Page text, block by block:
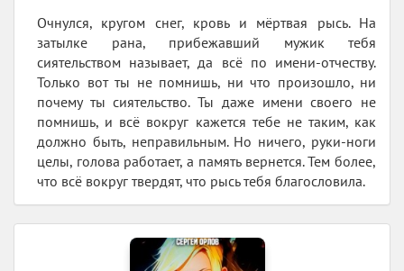
Очнулся, кругом снег, кровь и мёртвая рысь. На
затылке рана, прибежавший мужик тебя
сиятельством называет, да всё по имени-отчеству.
Только вот ты не помнишь, ни что произошло, ни
почему ты сиятельство. Ты даже имени своего не
помнишь, и всё вокруг кажется тебе не таким, как
должно быть, неправильным. Но ничего, руки-ноги
целы, голова работает, а память вернется. Тем более,
что всё вокруг твердят, что рысь тебя благословила.